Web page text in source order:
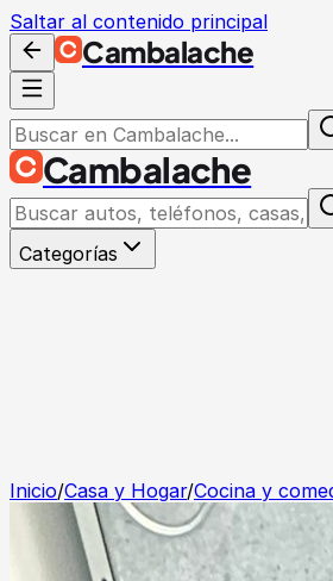
Saltar al contenido principal
Cambalache
Cambalache
Categorías
Inicio/Casa y Hogar/Cocina y